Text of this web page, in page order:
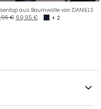
aus Baumwolle von DANIELS
€ 69,95 € + 2